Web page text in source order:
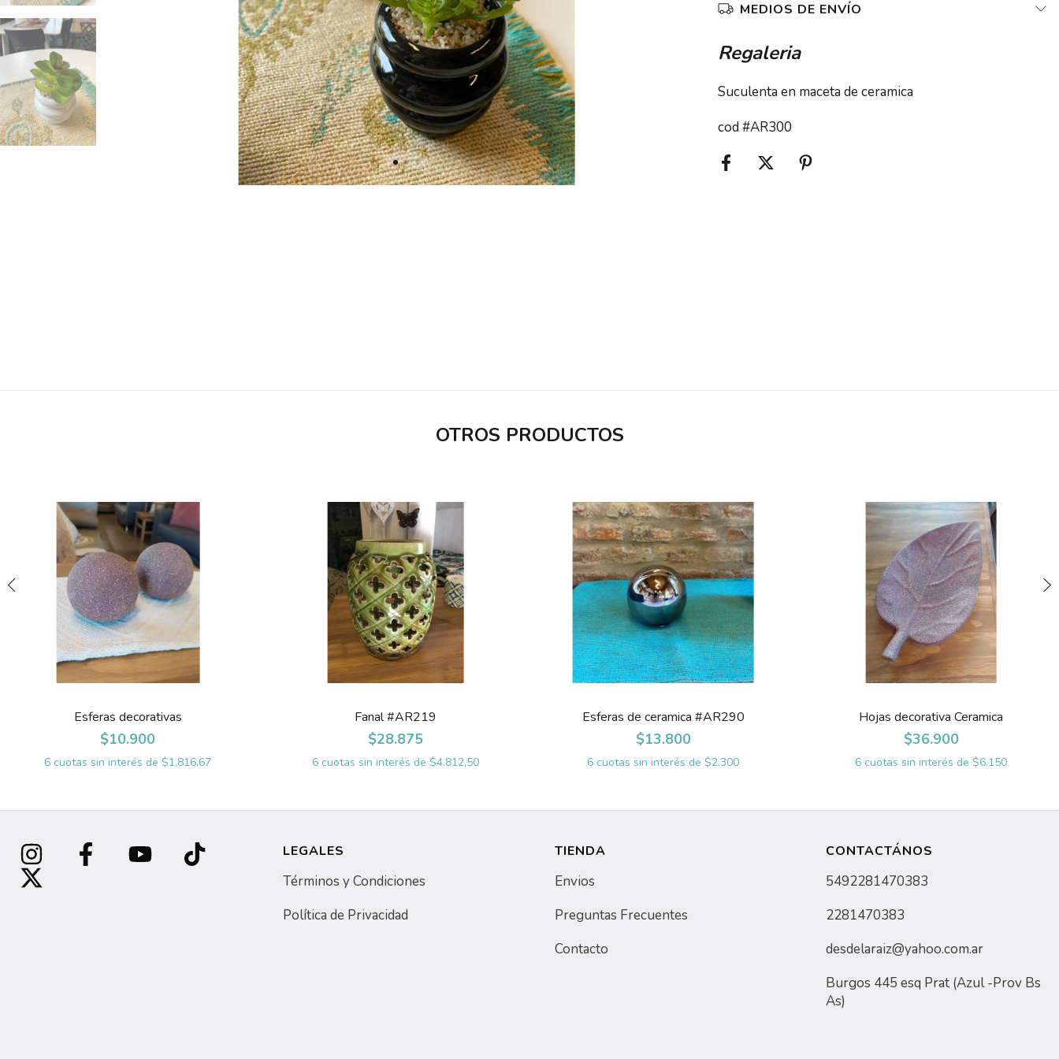
MEDIOS DE ENVÍO
Regaleria
Suculenta en maceta de ceramica
cod #AR300
OTROS PRODUCTOS
Esferas decorativas
$10.900
6 cuotas sin interés de$1.816,67
Fanal #AR219
$28.875
6 cuotas sin interés de$4.812,50
Esferas de ceramica #AR290
$13.800
6 cuotas sin interés de$2.300
Hojas decorativa Ceramica
$36.900
6 cuotas sin interés de$6.150
LEGALES
Términos y Condiciones
Política de Privacidad
TIENDA
Envios
Preguntas Frecuentes
Contacto
CONTACTÁNOS
5492281470383
2281470383
desdelaraiz@yahoo.com.ar
Burgos 445 esq Prat (Azul -Prov Bs
As)